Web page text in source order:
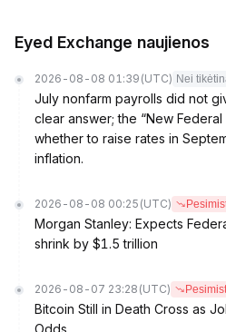
Eyed Exchange naujienos
2026-08-08 01:39 (UTC) Nei
July nonfarm payrolls did not
clear answer; the “New
whether to raise rates in
inflation.
2026-08-08 00:25 (UTC)
Morgan Stanley: Expects
shrink by $1.5 trillion
2026-08-07 23:28 (UTC)
Bitcoin Still in Death Cross as
Odds